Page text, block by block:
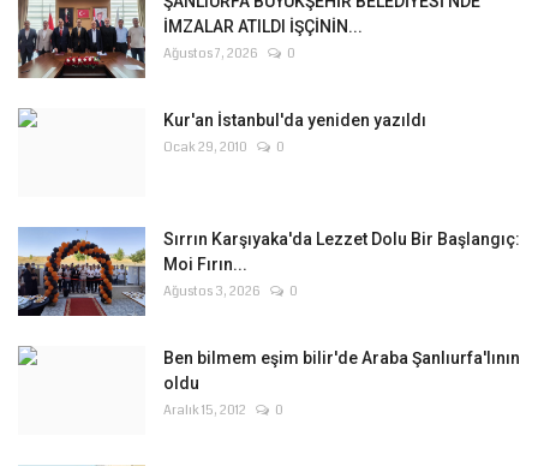
İMZALAR ATILDI İŞÇİNİN...
Ağustos 7, 2026 0
Kur'an İstanbul'da yeniden yazıldı
Ocak 29, 2010 0
Sırrın Karşıyaka'da Lezzet Dolu Bir Başlangıç:
Moi Fırın...
Ağustos 3, 2026 0
Ben bilmem eşim bilir'de Araba Şanlıurfa'lının
oldu
Aralık 15, 2012 0